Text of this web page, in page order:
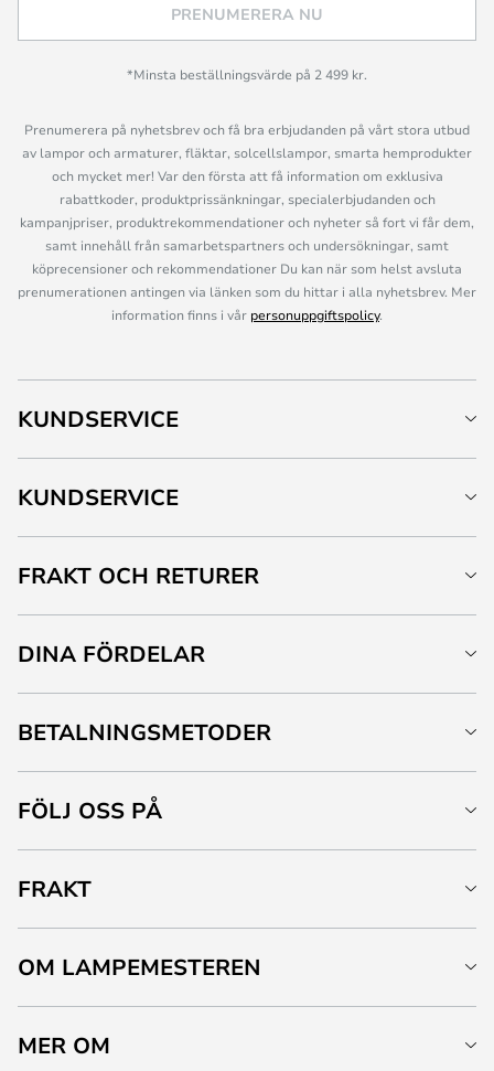
PRENUMERERA NU
*Minsta beställningsvärde på 2 499 kr.
Prenumerera på nyhetsbrev och få bra erbjudanden på vårt stora utbud
av lampor och armaturer, fläktar, solcellslampor, smarta hemprodukter
och mycket mer! Var den första att få information om exklusiva
rabattkoder, produktprissänkningar, specialerbjudanden och
kampanjpriser, produktrekommendationer och nyheter så fort vi får dem,
samt innehåll från samarbetspartners och undersökningar, samt
köprecensioner och rekommendationer Du kan när som helst avsluta
prenumerationen antingen via länken som du hittar i alla nyhetsbrev. Mer
information finns i vår personuppgiftspolicy.
KUNDSERVICE
KUNDSERVICE
FRAKT OCH RETURER
DINA FÖRDELAR
BETALNINGSMETODER
FÖLJ OSS PÅ
FRAKT
OM LAMPEMESTEREN
MER OM